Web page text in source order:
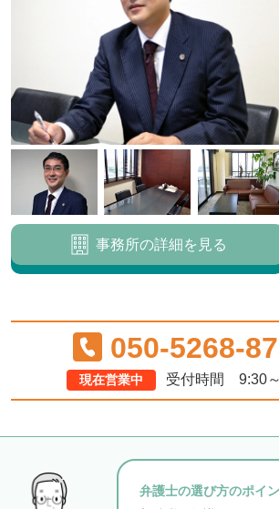
事務所の詳細を見る
050-5268-
現在営業中 受付時間 9:30
弁護士の選び方のポイ